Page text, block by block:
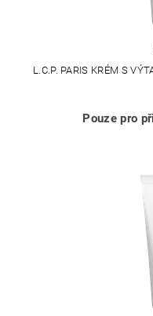
L.C.P. PARIS KRÉM S
Pouze pro